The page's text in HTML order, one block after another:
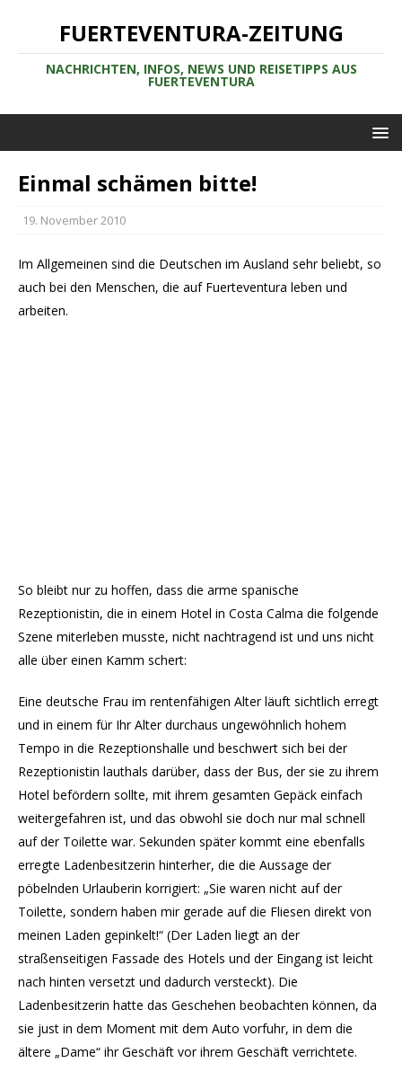
FUERTEVENTURA-ZEITUNG
NACHRICHTEN, INFOS, NEWS UND REISETIPPS AUS
FUERTEVENTURA
Einmal schämen bitte!
19. November 2010
Im Allgemeinen sind die Deutschen im Ausland sehr beliebt, so
auch bei den Menschen, die auf Fuerteventura leben und
arbeiten.
So bleibt nur zu hoffen, dass die arme spanische
Rezeptionistin, die in einem Hotel in Costa Calma die folgende
Szene miterleben musste, nicht nachtragend ist und uns nicht
alle über einen Kamm schert:
Eine deutsche Frau im rentenfähigen Alter läuft sichtlich erregt
und in einem für Ihr Alter durchaus ungewöhnlich hohem
Tempo in die Rezeptionshalle und beschwert sich bei der
Rezeptionistin lauthals darüber, dass der Bus, der sie zu ihrem
Hotel befördern sollte, mit ihrem gesamten Gepäck einfach
weitergefahren ist, und das obwohl sie doch nur mal schnell
auf der Toilette war. Sekunden später kommt eine ebenfalls
erregte Ladenbesitzerin hinterher, die die Aussage der
pöbelnden Urlauberin korrigiert: „Sie waren nicht auf der
Toilette, sondern haben mir gerade auf die Fliesen direkt von
meinen Laden gepinkelt!“ (Der Laden liegt an der
straßenseitigen Fassade des Hotels und der Eingang ist leicht
nach hinten versetzt und dadurch versteckt). Die
Ladenbesitzerin hatte das Geschehen beobachten können, da
sie just in dem Moment mit dem Auto vorfuhr, in dem die
ältere „Dame“ ihr Geschäft vor ihrem Geschäft verrichtete.